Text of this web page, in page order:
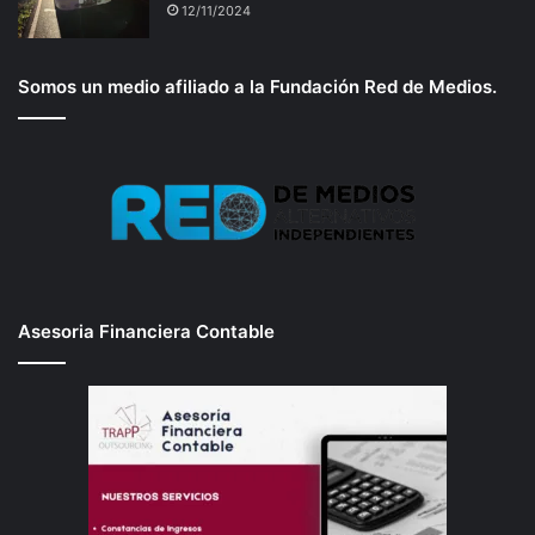
12/11/2024
Somos un medio afiliado a la Fundación Red de Medios.
Asesoria Financiera Contable